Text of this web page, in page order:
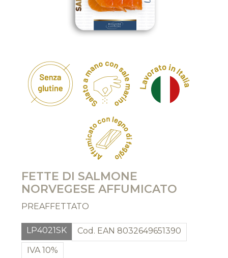
FETTE DI SALMONE
NORVEGESE AFFUMICATO
PREAFFETTATO
LP4021SK
Cod. EAN 8032649651390
IVA 10%